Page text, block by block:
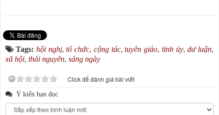
Tags: hội nghị,tổ chức, cộng tác,tuyên giáo, tỉnh ủy,dư luận,
xã hội, thái nguyên, sáng ngày
Click để đánh giá bài viết
Ý kiến bạn đọc